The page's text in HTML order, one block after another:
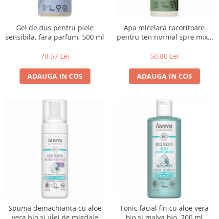
Faina bio si gris
Mixuri bio si blaturi
Paine bio
Ciocolata, cacao si cafea
Cafea bio
Cafea bio din cereale
Ciocolata bio
Condimente bio
Maioneza bio
Mancare asiatica bio
Sare si mixuri de sare
Dulceata si creme bio
Compoturi bio
Gel de dus pentru piele
sensibila, fara parfum, 500 ml
70,57 Lei
ADAUGA IN COS
Apa micelara racoritoare
pentru ten normal spre mixt,
50,80 Lei
ADAUGA IN COS
Spuma demachianta cu aloe
Tonic facial fin cu aloe vera